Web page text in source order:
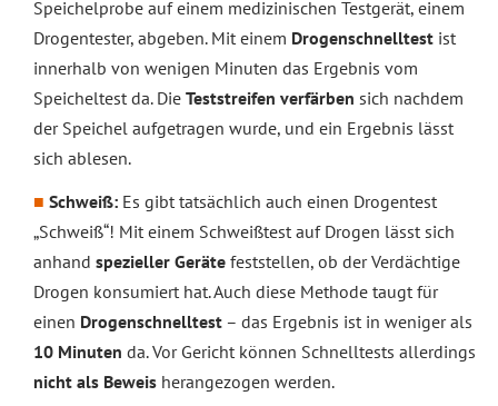
Speichelprobe auf einem medizinischen Testgerät, einem
Drogentester, abgeben. Mit einem Drogenschnelltest ist
innerhalb von wenigen Minuten das Ergebnis vom
Speicheltest da. Die Teststreifen verfärben sich nachdem
der Speichel aufgetragen wurde, und ein Ergebnis lässt
sich ablesen.
Schweiß: Es gibt tatsächlich auch einen Drogentest
„Schweiß“! Mit einem Schweißtest auf Drogen lässt sich
anhand spezieller Geräte feststellen, ob der Verdächtige
Drogen konsumiert hat. Auch diese Methode taugt für
einen Drogenschnelltest – das Ergebnis ist in weniger als
10 Minuten da. Vor Gericht können Schnelltests allerdings
nicht als Beweis herangezogen werden.